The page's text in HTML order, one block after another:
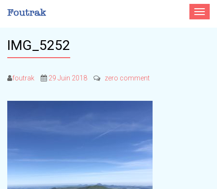
Toggle
IMG_5252
foutrak 29 Juin 2018 zero comment